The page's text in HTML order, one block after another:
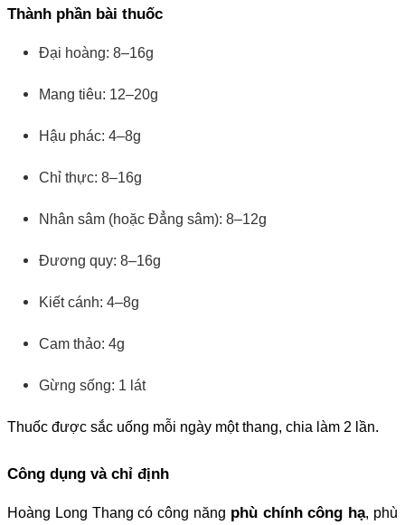
Thành phần bài thuốc
Đại hoàng: 8–16g
Mang tiêu: 12–20g
Hậu phác: 4–8g
Chỉ thực: 8–16g
Nhân sâm (hoặc Đẳng sâm): 8–12g
Đương quy: 8–16g
Kiết cánh: 4–8g
Cam thảo: 4g
Gừng sống: 1 lát
Thuốc được sắc uống mỗi ngày một thang, chia làm 2 lần.
Công dụng và chỉ định
Hoàng Long Thang có công năng phù chính công hạ, phù